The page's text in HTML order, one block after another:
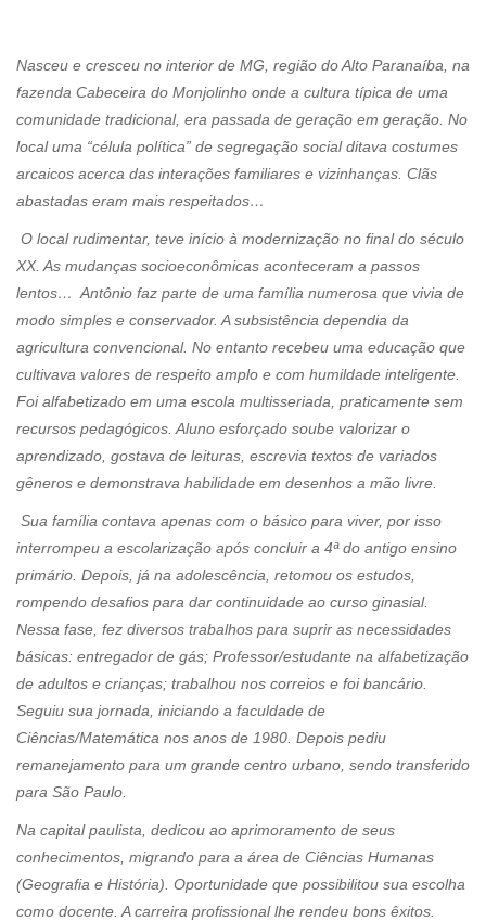
Nasceu e cresceu no interior de MG, região do Alto Paranaíba, na
fazenda Cabeceira do Monjolinho onde a cultura típica de uma
comunidade tradicional, era passada de geração em geração. No
local uma “célula política” de segregação social ditava costumes
arcaicos acerca das interações familiares e vizinhanças. Clãs
abastadas eram mais respeitados…
O local rudimentar, teve início à modernização no final do século
XX. As mudanças socioeconômicas aconteceram a passos
lentos… Antônio faz parte de uma família numerosa que vivia de
modo simples e conservador. A subsistência dependia da
agricultura convencional. No entanto recebeu uma educação que
cultivava valores de respeito amplo e com humildade inteligente.
Foi alfabetizado em uma escola multisseriada, praticamente sem
recursos pedagógicos. Aluno esforçado soube valorizar o
aprendizado, gostava de leituras, escrevia textos de variados
gêneros e demonstrava habilidade em desenhos a mão livre.
Sua família contava apenas com o básico para viver, por isso
interrompeu a escolarização após concluir a 4ª do antigo ensino
primário. Depois, já na adolescência, retomou os estudos,
rompendo desafios para dar continuidade ao curso ginasial.
Nessa fase, fez diversos trabalhos para suprir as necessidades
básicas: entregador de gás; Professor/estudante na alfabetização
de adultos e crianças; trabalhou nos correios e foi bancário.
Seguiu sua jornada, iniciando a faculdade de
Ciências/Matemática nos anos de 1980. Depois pediu
remanejamento para um grande centro urbano, sendo transferido
para São Paulo.
Na capital paulista, dedicou ao aprimoramento de seus
conhecimentos, migrando para a área de Ciências Humanas
(Geografia e História). Oportunidade que possibilitou sua escolha
como docente. A carreira profissional lhe rendeu bons êxitos.